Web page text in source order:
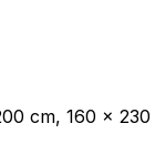
cm, 160 x 230